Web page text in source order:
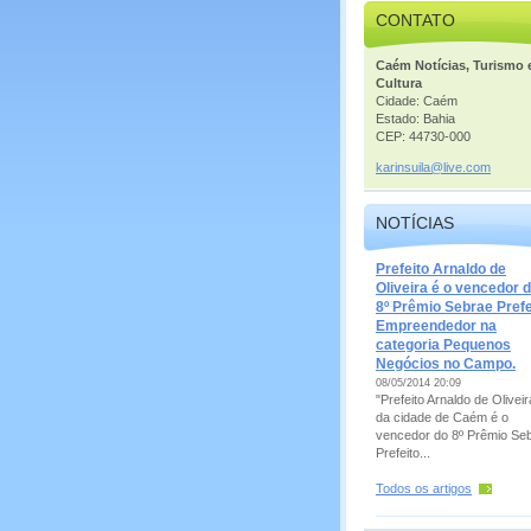
CONTATO
Caém Notícias, Turismo
Cultura
Cidade: Caém
Estado: Bahia
CEP: 44730-000
karinsuila@live. com
NOTÍCIAS
Prefeito Arnaldo de
Oliveira é o vencedor
8º Prêmio Sebrae
Empreendedor na
categoria Pequenos
Negócios no Campo.
08/05/2014 20:09
"Prefeito Arnaldo de
da cidade de Caém é o
vencedor do 8º Prêmio
Prefeito...
Todos os artigos